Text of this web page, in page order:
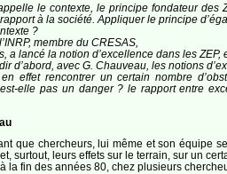
le contexte, le principe fondateur
à la société. Appliquer le principe
?
membre du CRESAS,
a lancé la notion d’excellence dans les
d’abord, avec G. Chauveau, les notions
en effet rencontrer un certain nombre
elle pas un danger ? le rapport entre
que chercheurs, lui même et son équipe
surtout, leurs effets sur le terrain, sur un
à la fin des années 80, chez plusieurs